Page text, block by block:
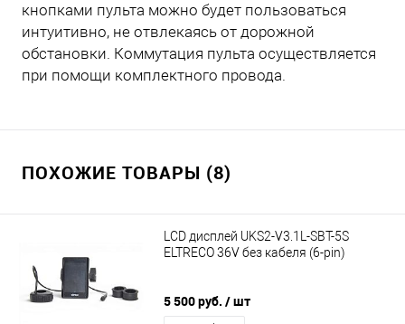
кнопками пульта можно будет пользоваться
интуитивно, не отвлекаясь от дорожной
обстановки. Коммутация пульта осуществляется
при помощи комплектного провода.
ПОХОЖИЕ ТОВАРЫ (8)
LCD дисплей UKS2-V3.1L-SBT-5S
ELTRECO 36V без кабеля (6-pin)
5 500 руб. / шт